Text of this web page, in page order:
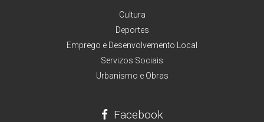
Cultura
Deportes
Emprego e Desenvolvemento Local
Servizos Sociais
Urbanismo e Obras
Facebook